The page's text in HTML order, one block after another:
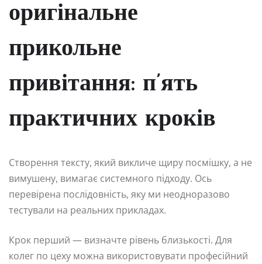
оригінальне
прикольне
привітання: п’ять
практичних кроків
Створення тексту, який викличе щиру посмішку, а не
вимушену, вимагає системного підходу. Ось
перевірена послідовність, яку ми неодноразово
тестували на реальних прикладах.
Крок перший — визначте рівень близькості. Для
колег по цеху можна використовувати професійний